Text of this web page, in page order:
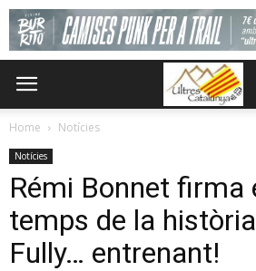
Home Notícies
Notícies
Rémi Bonnet firma
temps de la
Fully… entrenant!